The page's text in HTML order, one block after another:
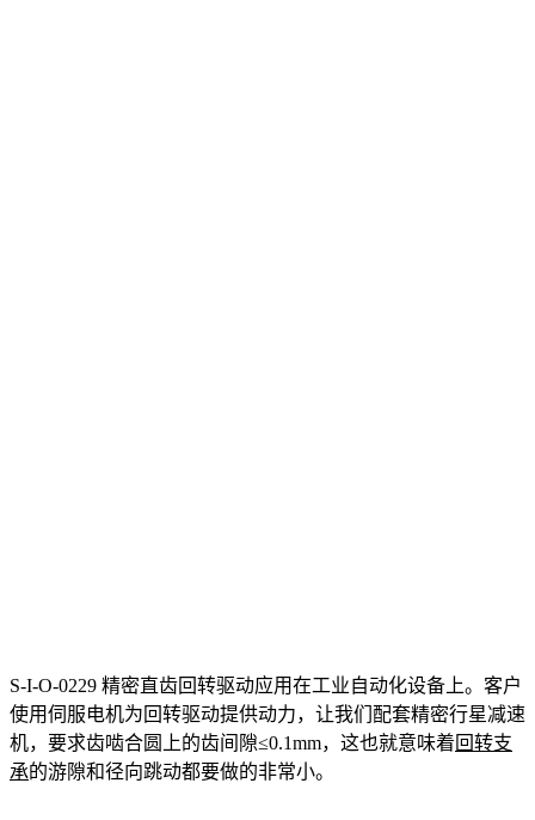
S-I-O-0229 精密直齿回转驱动应用在工业自动化设备上。客户
使用伺服电机为回转驱动提供动力，让我们配套精密行星减速
机，要求齿啮合圆上的齿间隙≤0.1mm，这也就意味着回转支
承的游隙和径向跳动都要做的非常小。